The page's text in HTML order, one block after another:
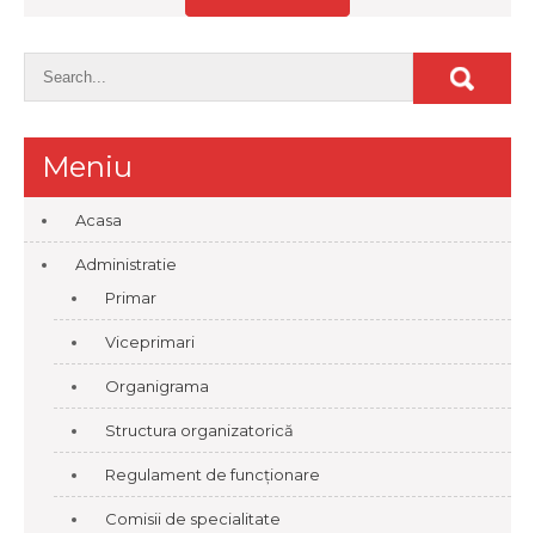
Meniu
Acasa
Administratie
Primar
Viceprimari
Organigrama
Structura organizatorică
Regulament de funcționare
Comisii de specialitate